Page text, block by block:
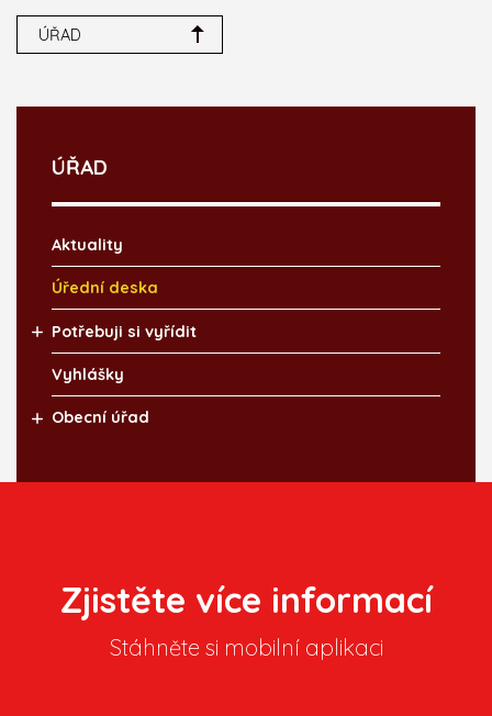
ÚŘAD
ÚŘAD
Aktuality
Úřední deska
Potřebuji si vyřídit
Vyhlášky
Obecní úřad
Zjistěte více informací
Stáhněte si mobilní aplikaci